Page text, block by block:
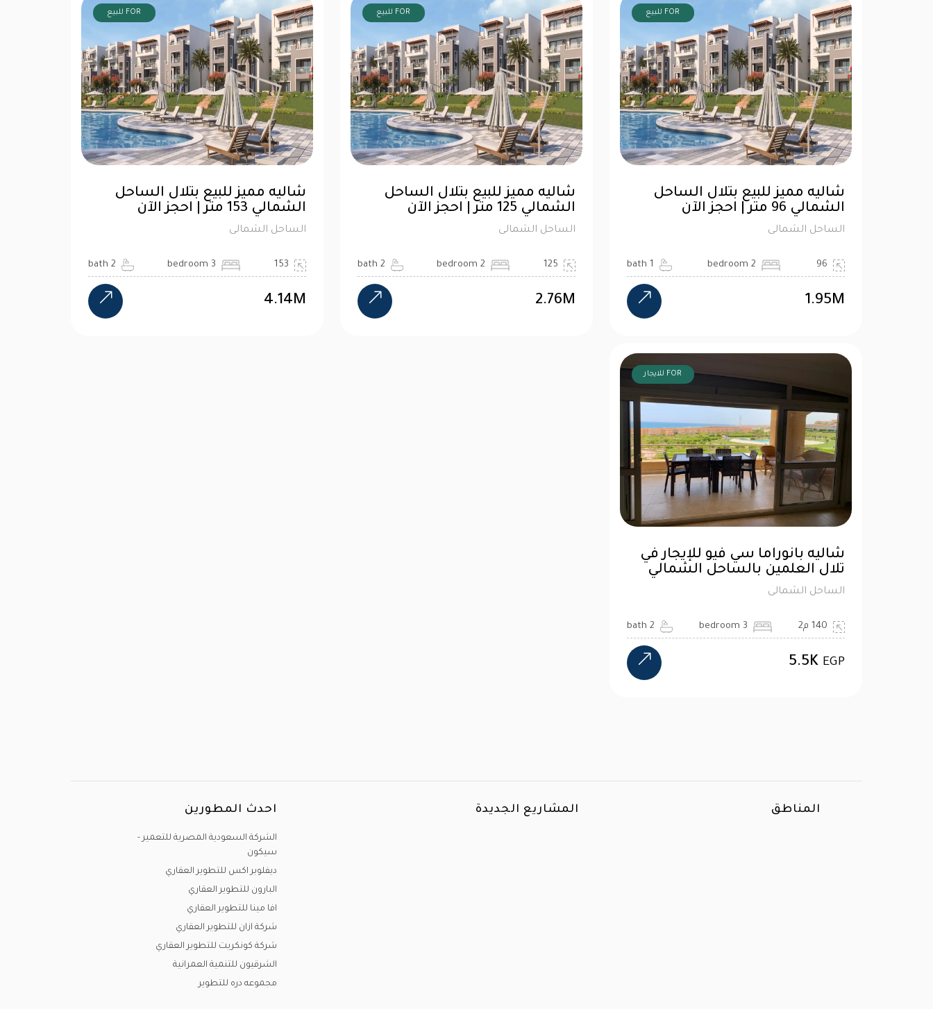
FOR للبيع
شاليه مميز للبيع بتلال الساحل
الشمالي 96 متر | احجز الآن
الساحل الشمالى
96
2 bedroom
1 bath
1.95M
FOR للبيع
شاليه مميز للبيع بتلال الساحل
الشمالي 125 متر | احجز الآن
الساحل الشمالى
125
2 bedroom
2 bath
2.76M
FOR للبيع
شاليه مميز للبيع بتلال الساحل
الشمالي 153 متر | احجز الآن
الساحل الشمالى
153
3 bedroom
2 bath
4.14M
FOR للايجار
شاليه بانوراما سي فيو للإيجار في
تلال العلمين بالساحل الشمالي
الساحل الشمالى
140 م2 3 bedroom
2 bath
5.5K EGP
المناطق المشاريع الجديدة احدث المطورين
الشركة السعودية المصرية للتعمير -
سيكون
ديفلوبر اكس للتطوير العقاري
البارون للتطوير العقاري
افا مينا للتطوير العقاري
شركة ازان للتطوير العقاري
شركة كونكريت للتطوير العقاري
الشرقيون للتنمية العمرانية
مجموعه دره للتطوير